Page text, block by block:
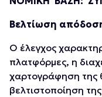
Βελτίωση
O έλεγχος
πλατφόρμες, η
χαρτογράφηση της
βελτιστοποίηση